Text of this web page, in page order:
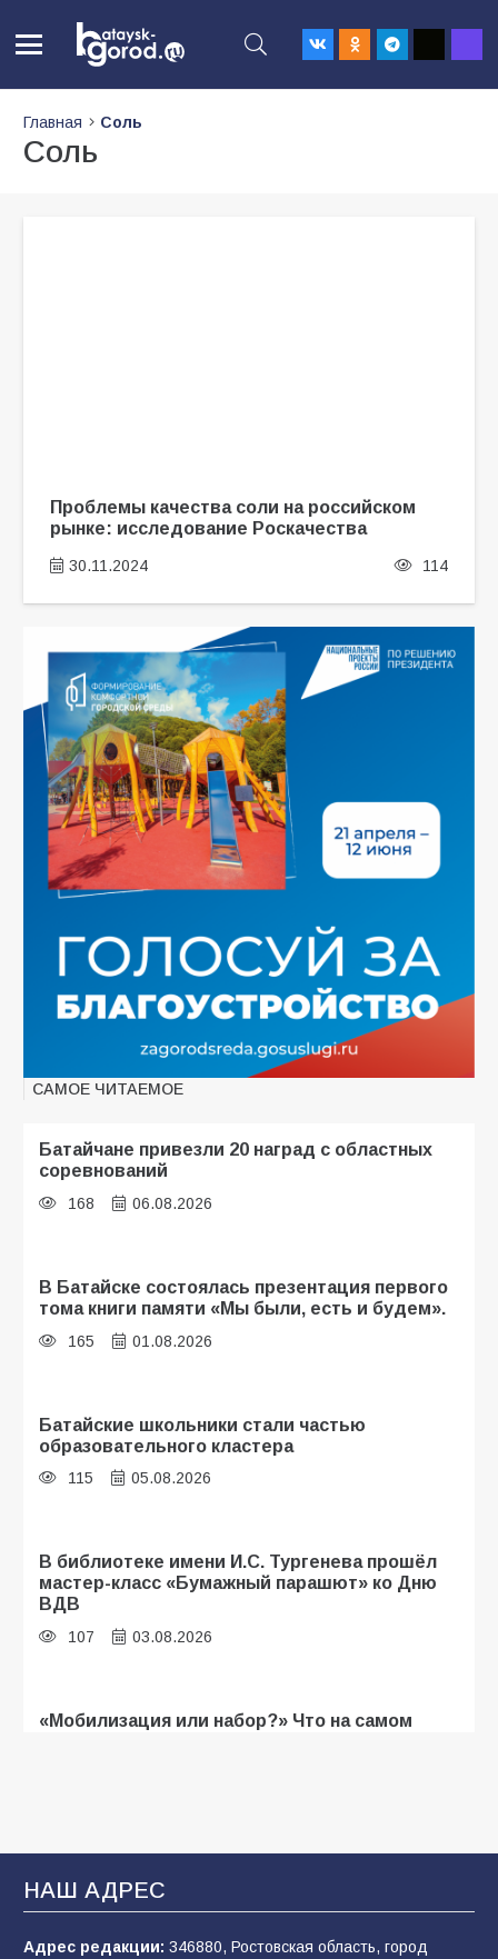
Главная Соль
Соль
Проблемы качества соли на российском
рынке: исследование Роскачества
30.11.2024 114
САМОЕ ЧИТАЕМОЕ
Батайчане привезли 20 наград с областных
соревнований
168 06.08.2026
В Батайске состоялась презентация первого
тома книги памяти «Мы были, есть и будем».
165 01.08.2026
Батайские школьники стали частью
образовательного кластера
115 05.08.2026
В библиотеке имени И.С. Тургенева прошёл
мастер-класс «Бумажный парашют» ко Дню
ВДВ
107 03.08.2026
«Мобилизация или набор?» Что на самом
В Батайске продолжаются дорожные работы
103 04.08.2026
НАШ АДРЕС
Адрес редакции: 346880, Ростовская область, город